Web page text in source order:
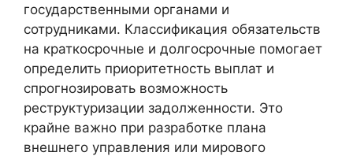
государственными органами и
сотрудниками. Классификация обязательств
на краткосрочные и долгосрочные помогает
определить приоритетность выплат и
спрогнозировать возможность
реструктуризации задолженности. Это
крайне важно при разработке плана
внешнего управления или мирового